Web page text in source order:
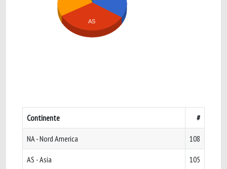
AS
Continente #
NA - Nord America 108
AS - Asia 105